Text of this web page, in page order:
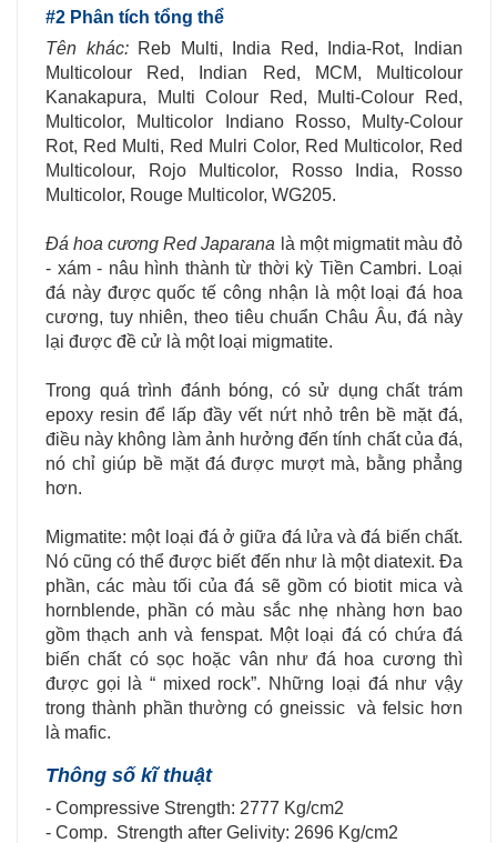
#2 Phân tích tổng thể
Tên khác:Reb Multi, India Red, India-Rot, Indian
Multicolour Red, Indian Red, MCM, Multicolour
Kanakapura, Multi Colour Red, Multi-Colour Red,
Multicolor, Multicolor Indiano Rosso, Multy-Colour
Rot, Red Multi, Red Mulri Color, Red Multicolor, Red
Multicolour, Rojo Multicolor, Rosso India, Rosso
Multicolor, Rouge Multicolor, WG205.
Đá hoa cương Red Japarana là một migmatit màu đỏ
- xám - nâu hình thành từ thời kỳ Tiền Cambri. Loại
đá này được quốc tế công nhận là một loại đá hoa
cương, tuy nhiên, theo tiêu chuẩn Châu Âu, đá này
lại được đề cử là một loại migmatite.
Trong quá trình đánh bóng, có sử dụng chất trám
epoxy resin để lấp đầy vết nứt nhỏ trên bề mặt đá,
điều này không làm ảnh hưởng đến tính chất của đá,
nó chỉ giúp bề mặt đá được mượt mà, bằng phẳng
hơn.
Migmatite: một loại đá ở giữa đá lửa và đá biến chất.
Nó cũng có thể được biết đến như là một diatexit. Đa
phần, các màu tối của đá sẽ gồm có biotit mica và
hornblende, phần có màu sắc nhẹ nhàng hơn bao
gồm thạch anh và fenspat. Một loại đá có chứa đá
biến chất có sọc hoặc vân như đá hoa cương thì
được gọi là “ mixed rock”. Những loại đá như vậy
trong thành phần thường có gneissic và felsic hơn
là mafic.
Thông số kĩ thuật
- Compressive Strength: 2777 Kg/cm2
- Comp. Strength after Gelivity: 2696 Kg/cm2